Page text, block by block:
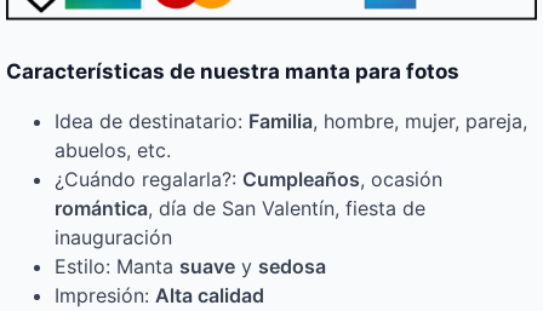
Características de nuestra manta para fotos
Idea de destinatario: Familia, hombre, mujer, pareja,
abuelos, etc.
¿Cuándo regalarla?: Cumpleaños, ocasión
romántica, día de San Valentín, fiesta de
inauguración
Estilo: Manta suave y sedosa
Impresión: Alta calidad